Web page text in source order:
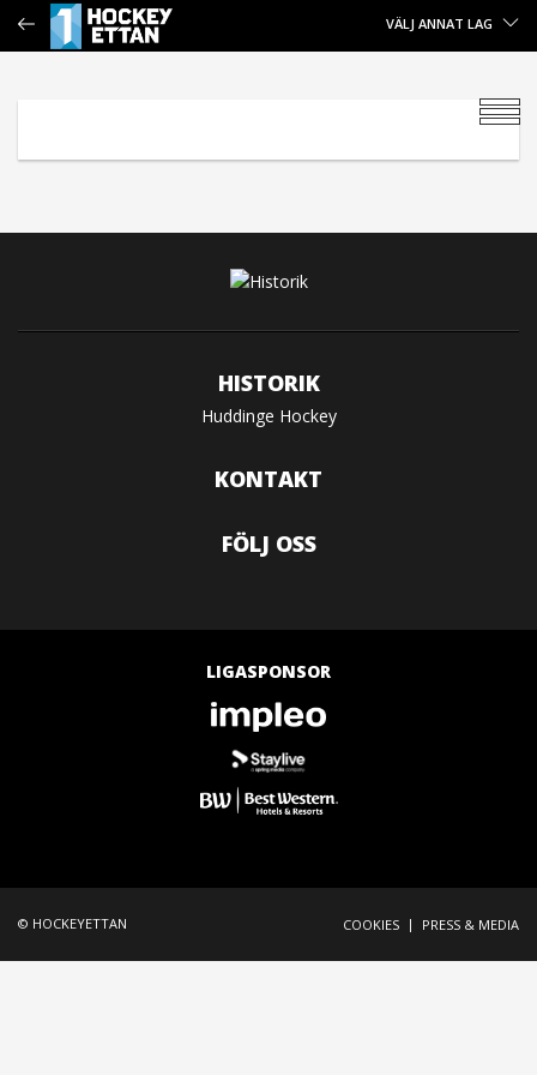
VÄLJ ANNAT LAG
HISTORIK
Huddinge Hockey
KONTAKT
FÖLJ OSS
LIGASPONSOR
© HOCKEYETTAN COOKIES | PRESS & MEDIA